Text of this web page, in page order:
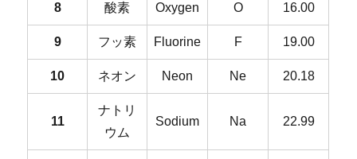
8 酸素 Oxygen O 16.00
9 フッ素 Fluorine F 19.00
10 ネオン Neon Ne 20.18
11
ナトリ
ウム
Sodium Na 22.99